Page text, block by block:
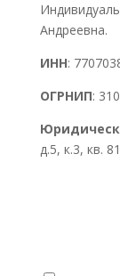
Андреевна.
ИНН:
ОГРНИП:
д.5, к.3, кв. 81